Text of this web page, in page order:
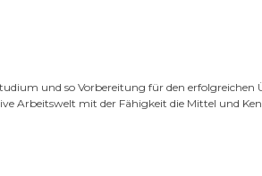
und so Vorbereitung für den erfolgreichen
Arbeitswelt mit der Fähigkeit die Mittel und